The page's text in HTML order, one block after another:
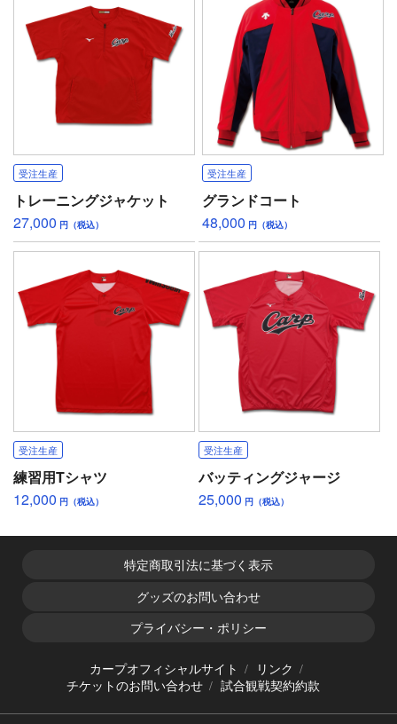
受注生産
トレーニングジャケット
27,000 円（税込）
受注生産
グランドコート
48,000 円（税込）
受注生産
練習用Tシャツ
12,000 円（税込）
受注生産
バッティングジャージ
25,000 円（税込）
特定商取引法に基づく表示
グッズのお問い合わせ
プライバシー・ポリシー
カープオフィシャルサイト
リンク
チケットのお問い合わせ
試合観戦契約約款